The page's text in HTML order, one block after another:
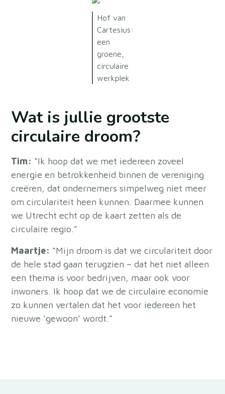
Hof van
Cartesius:
een
groene,
circulaire
werkplek
Wat is jullie grootste
circulaire droom?
Tim: “Ik hoop dat we met iedereen zoveel
energie en betrokkenheid binnen de vereniging
creëren, dat ondernemers simpelweg niet meer
om circulariteit heen kunnen. Daarmee kunnen
we Utrecht echt op de kaart zetten als de
circulaire regio.”
Maartje: “Mijn droom is dat we circulariteit door
de hele stad gaan terugzien – dat het niet alleen
een thema is voor bedrijven, maar ook voor
inwoners. Ik hoop dat we de circulaire economie
zo kunnen vertalen dat het voor iedereen het
nieuwe ‘gewoon’ wordt.”